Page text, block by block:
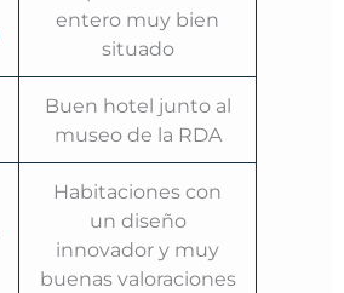
entero muy bien
situado
Buen hotel junto al
museo de la RDA
Habitaciones con
un diseño
innovador y muy
buenas valoraciones